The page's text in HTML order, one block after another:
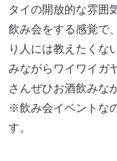
タイの開放的な雰囲
飲み会をする感覚で
り人には教えたくな
みながらワイワイガ
さんぜひお酒飲みな
※飲み会イベントな
す。